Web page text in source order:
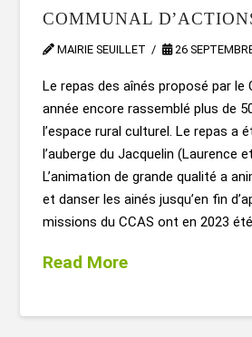
COMMUNAL
MAIRIE SEUILLET 26
Le repas des aînés proposé par le
année encore rassemblé plus de
l’espace rural culturel. Le repas a
l’auberge du Jacquelin (Laurence
L’animation de grande qualité a
et danser les ainés jusqu’en fin
missions du CCAS ont en 2023
Read More